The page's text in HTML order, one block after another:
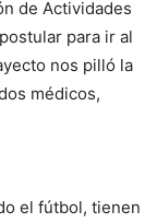
de Actividades
para ir al
nos pilló la
médicos,
el fútbol, tienen